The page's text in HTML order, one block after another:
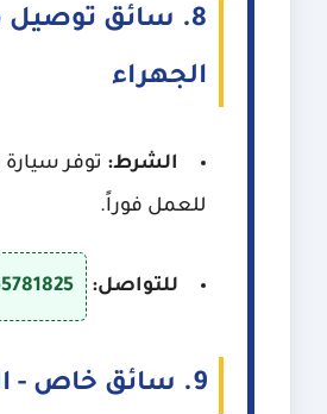
8. سائق
الجهراء
الشرط: توفر سيارة
للعمل فوراً.
للتواصل:
9. سائق خاص - الجهراء